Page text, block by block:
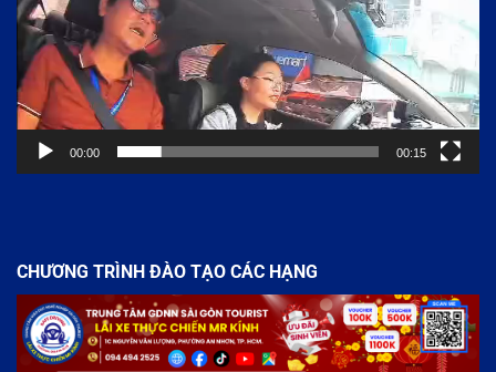
00:00 00:15
CHƯƠNG TRÌNH ĐÀO TẠO CÁC HẠNG